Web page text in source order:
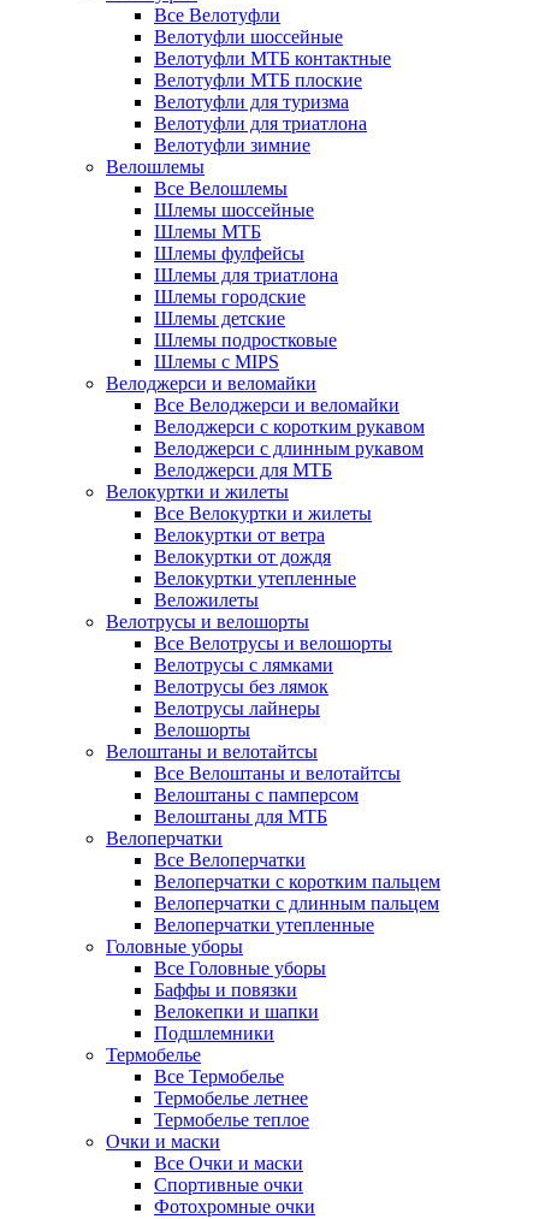
Все Велотуфли
Велотуфли шоссейные
Велотуфли МТБ контактные
Велотуфли МТБ плоские
Велотуфли для туризма
Велотуфли для триатлона
Велотуфли зимние
Велошлемы
Все Велошлемы
Шлемы шоссейные
Шлемы МТБ
Шлемы фулфейсы
Шлемы для триатлона
Шлемы городские
Шлемы детские
Шлемы подростковые
Шлемы с MIPS
Велоджерси и веломайки
Все Велоджерси и веломайки
Велоджерси с коротким рукавом
Велоджерси с длинным рукавом
Велоджерси для МТБ
Велокуртки и жилеты
Все Велокуртки и жилеты
Велокуртки от ветра
Велокуртки от дождя
Велокуртки утепленные
Веложилеты
Велотрусы и велошорты
Все Велотрусы и велошорты
Велотрусы с лямками
Велотрусы без лямок
Велотрусы лайнеры
Велошорты
Велоштаны и велотайтсы
Все Велоштаны и велотайтсы
Велоштаны с памперсом
Велоштаны для МТБ
Велоперчатки
Все Велоперчатки
Велоперчатки с коротким пальцем
Велоперчатки с длинным пальцем
Велоперчатки утепленные
Головные уборы
Все Головные уборы
Баффы и повязки
Велокепки и шапки
Подшлемники
Термобелье
Все Термобелье
Термобелье летнее
Термобелье теплое
Очки и маски
Все Очки и маски
Спортивные очки
Фотохромные очки